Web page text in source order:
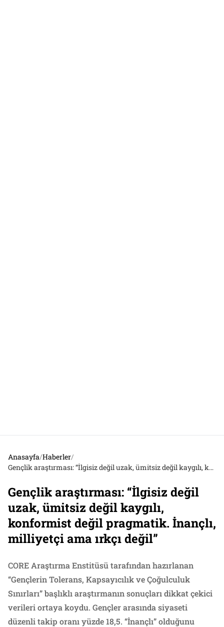
Anasayfa/Haberler/
Gençlik araştırması: “İlgisiz değil uzak, ümitsiz değil kaygılı, konformist değil pragmatik. İnançlı, milliyetçi ama ırkçı değil”
Gençlik araştırması: “İlgisiz değil
uzak, ümitsiz değil kaygılı,
konformist değil pragmatik. İnançlı,
milliyetçi ama ırkçı değil”
CORE Araştırma Enstitüsü tarafından hazırlanan
“Gençlerin Tolerans, Kapsayıcılık ve Çoğulculuk
Sınırları” başlıklı araştırmanın sonuçları dikkat çekici
verileri ortaya koydu. Gençler arasında siyaseti
düzenli takip oranı yüzde 18,5. “İnançlı” olduğunu